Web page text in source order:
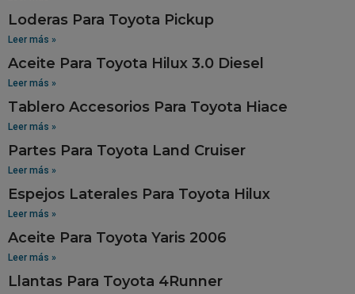
Loderas Para Toyota Pickup
Leer más »
Aceite Para Toyota Hilux 3.0 Diesel
Leer más »
Tablero Accesorios Para Toyota Hiace
Leer más »
Partes Para Toyota Land Cruiser
Leer más »
Espejos Laterales Para Toyota Hilux
Leer más »
Aceite Para Toyota Yaris 2006
Leer más »
Llantas Para Toyota 4Runner